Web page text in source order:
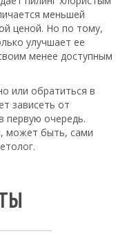
меньшей
ценой. Но по тому,
улучшает ее
менее доступным
или обратиться в
зависеть от
первую очередь.
может быть, сами